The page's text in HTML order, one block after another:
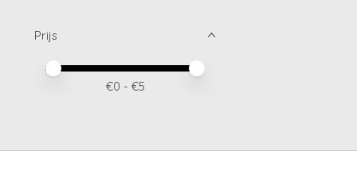
Prijs
Minimale prijswaarde
Price maximum value
€0 - €5